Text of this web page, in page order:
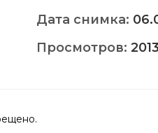
Дата снимка:
Просмотров: 2013